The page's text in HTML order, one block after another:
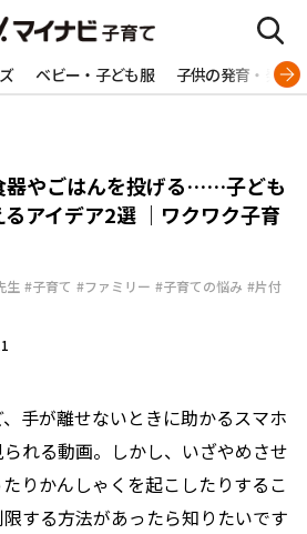
ベビー・子ども服 子供の発育・発達
器やごはんを投げる……子ども
アイデア2選 ｜ワクワク子育
生 #子育て #ファミリー #子育ての悩み #片付
手が離せないときに助かるスマホ
れる動画。しかし、いざやめさせ
りかんしゃくを起こしたりするこ
する方法があったら知りたいです